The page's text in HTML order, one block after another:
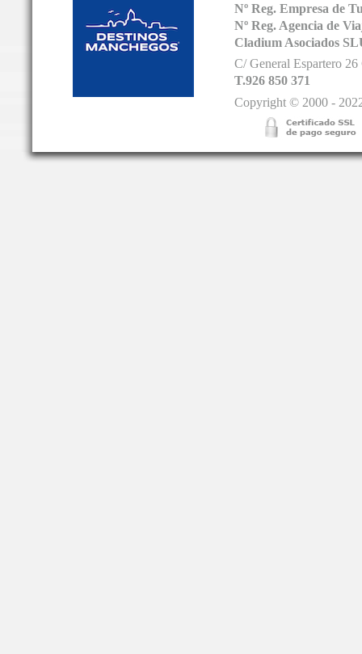
Nº Reg. Empresa de
Nº Reg. Agencia de
Cladium Asociados
C/ General Espartero
T.926 850 371
Copyright © 2000 -